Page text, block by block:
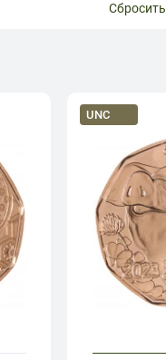
Сбросить
UNC